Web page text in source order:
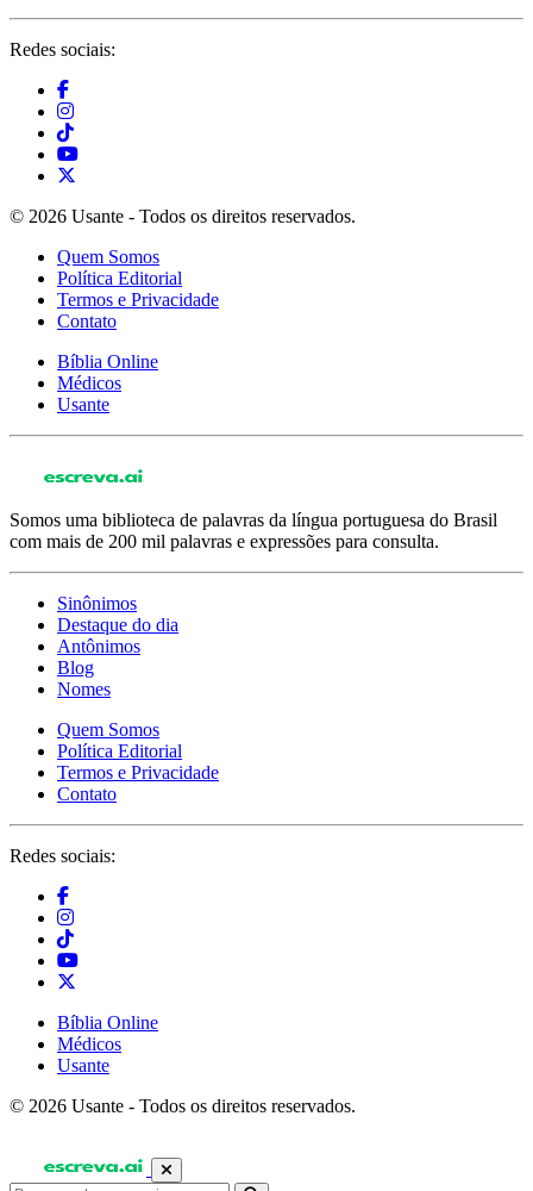
Redes sociais:
© 2026 Usante - Todos os direitos reservados.
Quem Somos
Política Editorial
Termos e Privacidade
Contato
Bíblia Online
Médicos
Usante
Somos uma biblioteca de palavras da língua portuguesa do Brasil
com mais de 200 mil palavras e expressões para consulta.
Sinônimos
Destaque do dia
Antônimos
Blog
Nomes
Quem Somos
Política Editorial
Termos e Privacidade
Contato
Redes sociais:
Bíblia Online
Médicos
Usante
© 2026 Usante - Todos os direitos reservados.